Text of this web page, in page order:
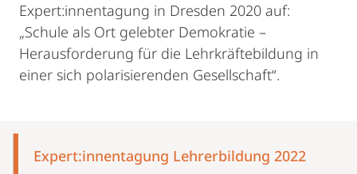
Expert:innentagung in Dresden 2020 auf:
„Schule als Ort gelebter Demokratie –
Herausforderung für die Lehrkräftebildung in
einer sich polarisierenden Gesellschaft“.
NavigationExpert:innentagung Lehrerbildung 2022